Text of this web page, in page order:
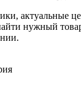
актуальные
нужный